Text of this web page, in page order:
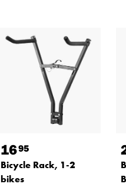
1695
Bicycle Rack, 1-2
bikes